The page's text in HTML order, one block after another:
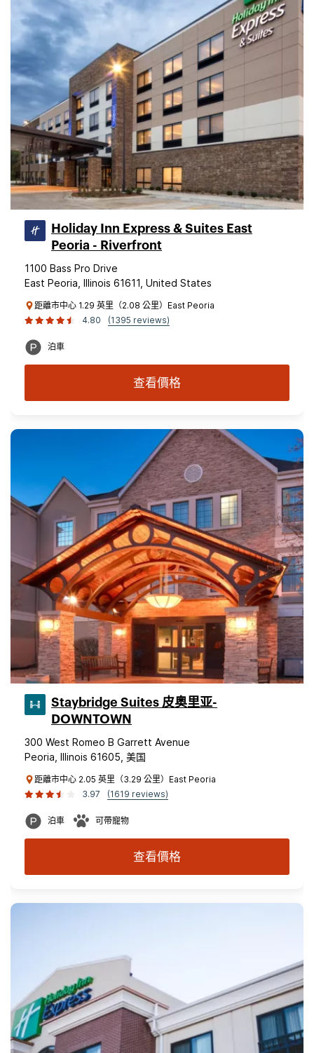
Holiday Inn Express & Suites East
Peoria - Riverfront
1100 Bass Pro Drive
East Peoria, Illinois 61611, United States
距離市中心 1.29 英里（2.08 公里）East Peoria
4.80
(1395 reviews)
泊車
查看價格
Staybridge Suites 皮奥里亚-
DOWNTOWN
300 West Romeo B Garrett Avenue
Peoria, Illinois 61605, 美国
距離市中心 2.05 英里（3.29 公里）East Peoria
3.97
(1619 reviews)
泊車 可帶寵物
查看價格